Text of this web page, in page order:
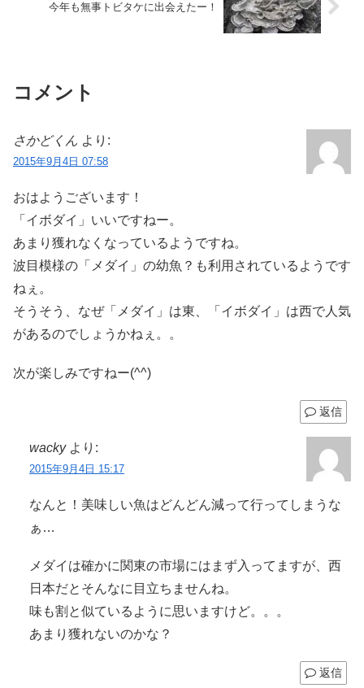
今年も無事トビタケに出会えたー！
コメント
さかどくん より:
2015年9月4日 07:58
おはようございます！
「イボダイ」いいですねー。
あまり獲れなくなっているようですね。
波目模様の「メダイ」の幼魚？も利用されているようです
ねぇ。
そうそう、なぜ「メダイ」は東、「イボダイ」は西で人気
があるのでしょうかねぇ。。
次が楽しみですねー(^^)
返信
wacky より:
2015年9月4日 15:17
なんと！美味しい魚はどんどん減って行ってしまうな
ぁ…
メダイは確かに関東の市場にはまず入ってますが、西
日本だとそんなに目立ちませんね。
味も割と似ているように思いますけど。。。
あまり獲れないのかな？
返信